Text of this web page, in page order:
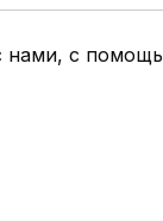
клиентские
нами, с